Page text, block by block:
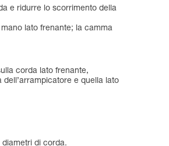
e ridurre lo scorrimento della
lato frenante; la camma
corda lato frenante,
e quella lato
di corda.